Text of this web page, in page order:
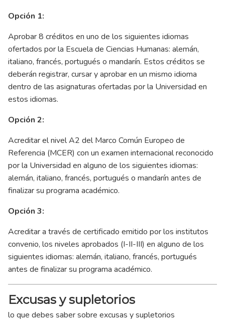
Opción 1:
Aprobar 8 créditos en uno de los siguientes idiomas
ofertados por la Escuela de Ciencias Humanas: alemán,
italiano, francés, portugués o mandarín. Estos créditos se
deberán registrar, cursar y aprobar en un mismo idioma
dentro de las asignaturas ofertadas por la Universidad en
estos idiomas.
Opción 2:
Acreditar el nivel A2 del Marco Común Europeo de
Referencia (MCER) con un examen internacional reconocido
por la Universidad en alguno de los siguientes idiomas:
alemán, italiano, francés, portugués o mandarín antes de
finalizar su programa académico.
Opción 3:
Acreditar a través de certificado emitido por los institutos
convenio, los niveles aprobados (I-II-III) en alguno de los
siguientes idiomas: alemán, italiano, francés, portugués
antes de finalizar su programa académico.
Excusas y supletorios
lo que debes saber sobre excusas y supletorios